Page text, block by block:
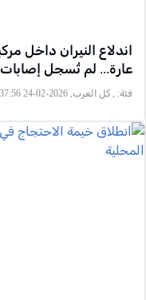
عارة... لم تُسجل إصابات
فئة: , كل العرب, 2026-02-24 09:37:56